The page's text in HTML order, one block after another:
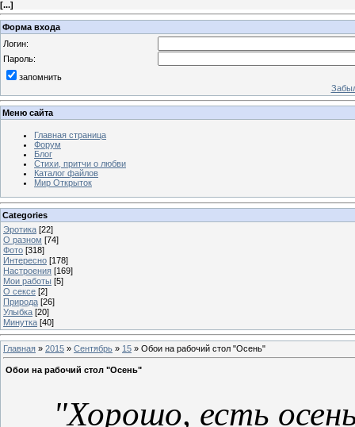
[...]
Форма входа
Логин:
Пароль:
запомнить
Меню сайта
Главная страница
Форум
Блог
Стихи, притчи о любви
Каталог файлов
Мир Открыток
Categories
Эротика [22]
О разном [74]
Фото [318]
Интересно [178]
Настроения [169]
Мои работы [5]
О сексе [2]
Природа [26]
Улыбка [20]
Минутка [40]
Главная » 2015 » Сентябрь » 15 » Обои на рабочий стол "Осень"
Обои на рабочий стол "Осень"
"Хорошо, есть